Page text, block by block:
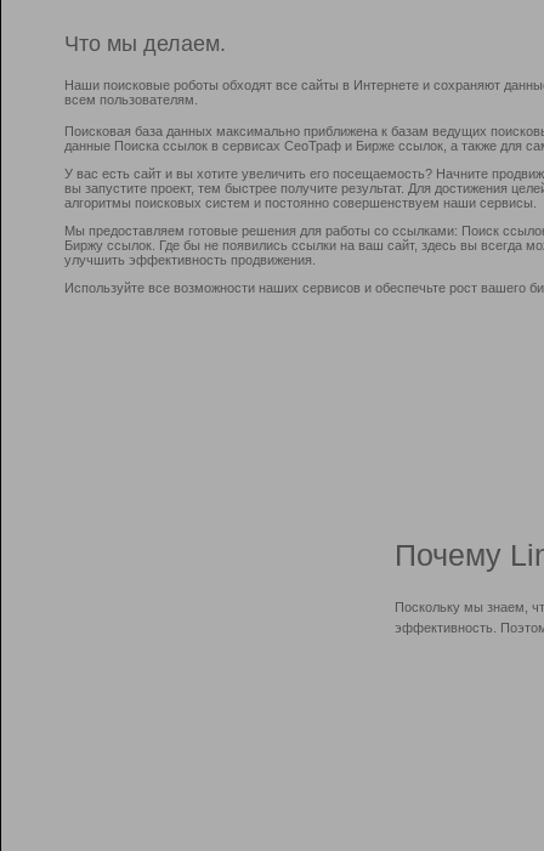
Что мы делаем.
Наши поисковые роботы обходят все сайты в Интернете и сохраняют
всем пользователям.
Поисковая база данных максимально приближена к базам ведущих
данные Поиска ссылок в сервисах СеоТраф и Бирже ссылок, а также для
У вас есть сайт и вы хотите увеличить его посещаемость? Начните
вы запустите проект, тем быстрее получите результат. Для достижения
алгоритмы поисковых систем и постоянно совершенствуем наши сервисы.
Мы предоставляем готовые решения для работы со ссылками: Поиск
Биржу ссылок. Где бы не появились ссылки на ваш сайт, здесь вы всегда
улучшить эффективность продвижения.
Используйте все возможности наших сервисов и обеспечьте рост вашего
Почему
Поскольку мы знаем,
эффективность.